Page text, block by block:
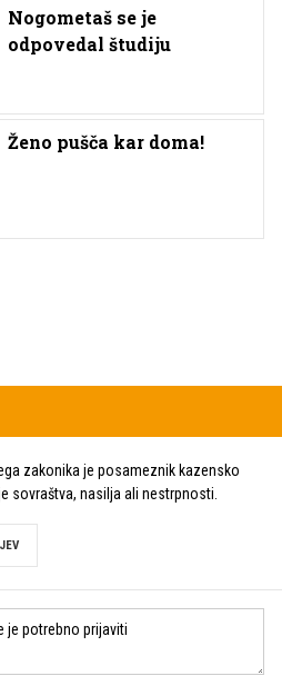
Nogometaš se je
odpovedal študiju
Ženo pušča kar doma!
zakonika je posameznik kazensko
sovraštva, nasilja ali nestrpnosti.